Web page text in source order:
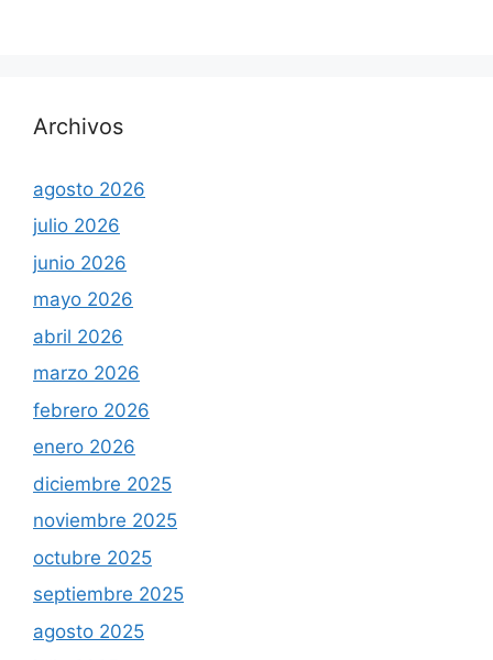
Archivos
agosto 2026
julio 2026
junio 2026
mayo 2026
abril 2026
marzo 2026
febrero 2026
enero 2026
diciembre 2025
noviembre 2025
octubre 2025
septiembre 2025
agosto 2025